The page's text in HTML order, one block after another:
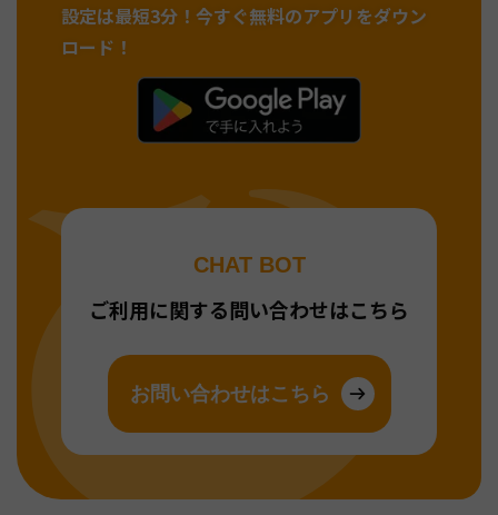
設定は最短3分！ 今すぐ無料のアプリをダウン
ロード！
CHAT BOT
ご利用に関する問い合わせはこちら
お問い合わせはこちら